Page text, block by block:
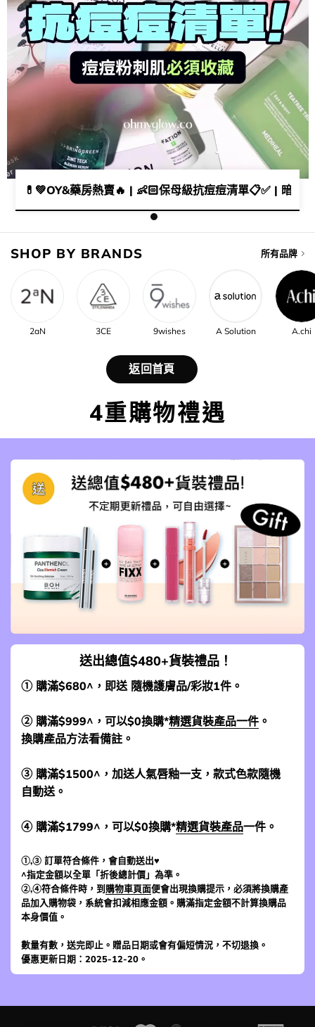
💊​💚​OY&藥房熱賣🔥​ | 👶🏻​保母級抗痘痘清單📋✅ | ​​暗瘡
SHOP BY BRANDS 所有品牌
2aN 3CE 9wishes A Solution A.chi
返回首頁
4重購物禮遇
送出總值$480+貨裝禮品！
① 購滿$680^，即送 隨機護膚品/彩妝1件。
② 購滿$999^，可以$0換購*精選貨裝產品一件 。
換購產品方法看備註。
③ 購滿$1500^，加送人氣唇釉一支，款式色款隨機
自動送。
④ 購滿$1799^，可以$0換購*精選貨裝產品一件。
①,③ 訂單符合條件，會自動送出♥
^指定金額以全單「折後總計價」為準。
②,④符合條件時，到 購物車頁面便會出現換購提示，必須將換購產
品加入購物袋，系統會扣減相應金額。購滿指定金額不計算換購品
本身價值。
數量有數，送完即止。贈品日期或會有偏短情況，不切退換。
優惠更新日期：2025-12-20。